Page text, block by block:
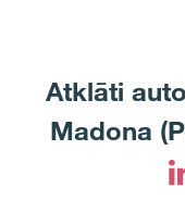
Atklāti
Madona